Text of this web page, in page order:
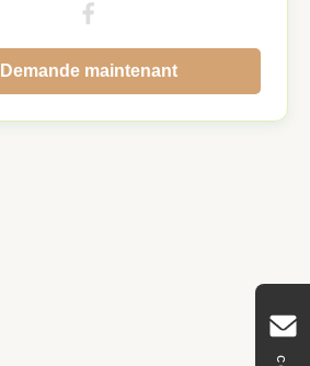
Demande maintenant